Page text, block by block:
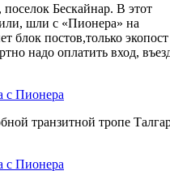
Бескайнар. В этот
шли с «Пионера» на
блок постов,только экопост
надо оплатить вход,
транзитной тропе